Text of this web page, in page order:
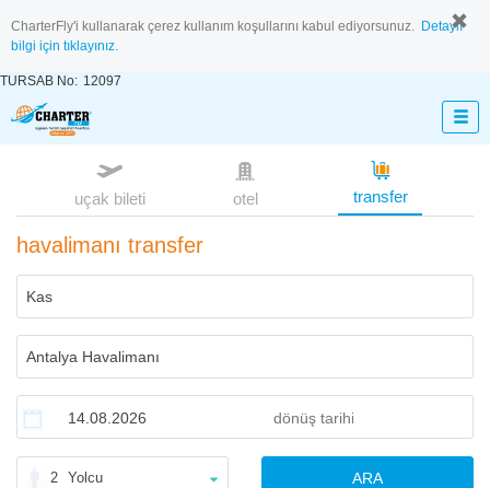
CharterFly'i kullanarak çerez kullanım koşullarını kabul ediyorsunuz. Detaylı
bilgi için tıklayınız.
TURSAB No: 12097
uçak bileti otel transfer
havalimanı transfer
2 Yolcu ARA